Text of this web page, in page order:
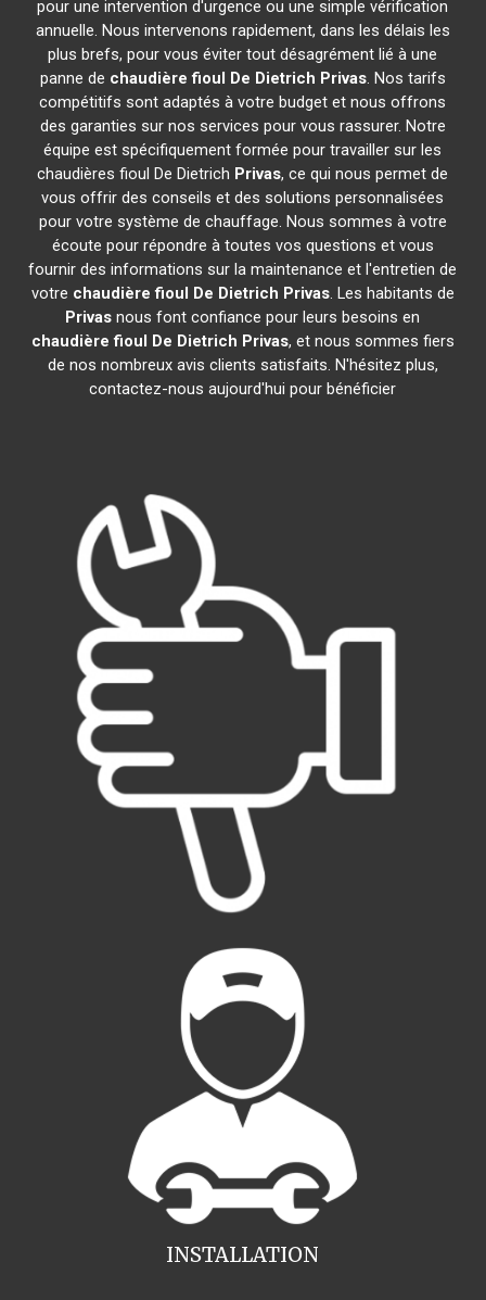
pour une intervention d'urgence ou une simple vérification
annuelle. Nous intervenons rapidement, dans les délais les
plus brefs, pour vous éviter tout désagrément lié à une
panne de chaudière fioul De Dietrich Privas. Nos tarifs
compétitifs sont adaptés à votre budget et nous offrons
des garanties sur nos services pour vous rassurer. Notre
équipe est spécifiquement formée pour travailler sur les
chaudières fioul De Dietrich Privas, ce qui nous permet de
vous offrir des conseils et des solutions personnalisées
pour votre système de chauffage. Nous sommes à votre
écoute pour répondre à toutes vos questions et vous
fournir des informations sur la maintenance et l'entretien de
votre chaudière fioul De Dietrich Privas. Les habitants de
Privas nous font confiance pour leurs besoins en
chaudière fioul De Dietrich Privas, et nous sommes fiers
de nos nombreux avis clients satisfaits. N'hésitez plus,
contactez-nous aujourd'hui pour bénéficier
INSTALLATION